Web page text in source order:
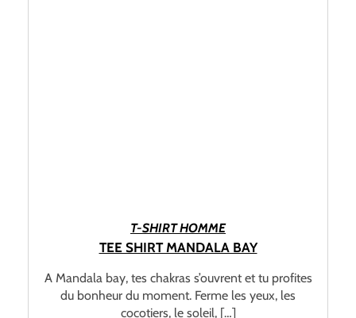
T-SHIRT HOMME
TEE SHIRT MANDALA BAY
A Mandala bay, tes chakras s’ouvrent et tu profites
du bonheur du moment. Ferme les yeux, les
cocotiers, le soleil, […]